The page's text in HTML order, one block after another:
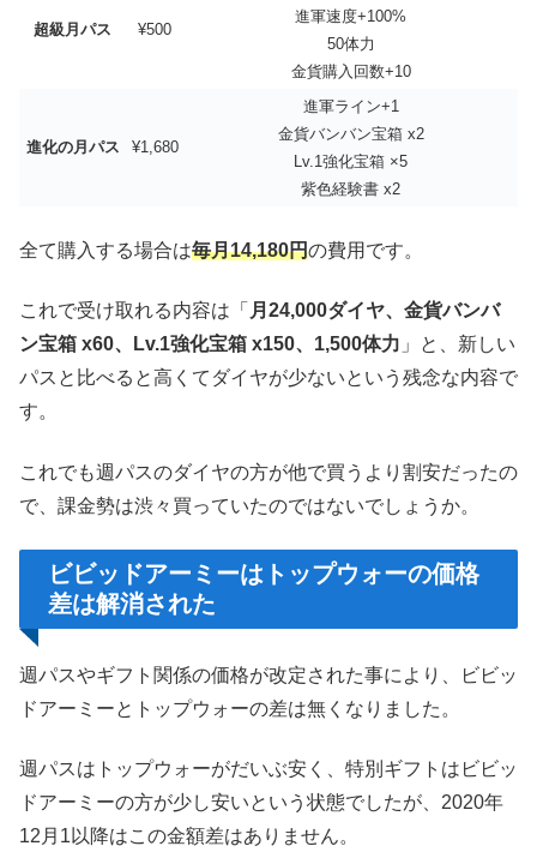
超級月パス ¥500
進軍速度+100%
50体力
金貨購入回数+10
進化の月パス ¥1,680
進軍ライン+1
金貨バンバン宝箱 x2
Lv.1強化宝箱 ×5
紫色経験書 x2
全て購入する場合は毎月14,180円の費用です。
これで受け取れる内容は「 月24,000ダイヤ、金貨バンバ
ン宝箱 x60、Lv.1強化宝箱 x150、1,500体力 」と、新しい
パスと比べると高くてダイヤが少ないという残念な内容で
す。
これでも週パスのダイヤの方が他で買うより割安だったの
で、課金勢は渋々買っていたのではないでしょうか。
ビビッドアーミーはトップウォーの価格
差は解消された
週パスやギフト関係の価格が改定された事により、ビビッ
ドアーミーとトップウォーの差は無くなりました。
週パスはトップウォーがだいぶ安く、特別ギフトはビビッ
ドアーミーの方が少し安いという状態でしたが、2020年
12月1以降はこの金額差はありません。